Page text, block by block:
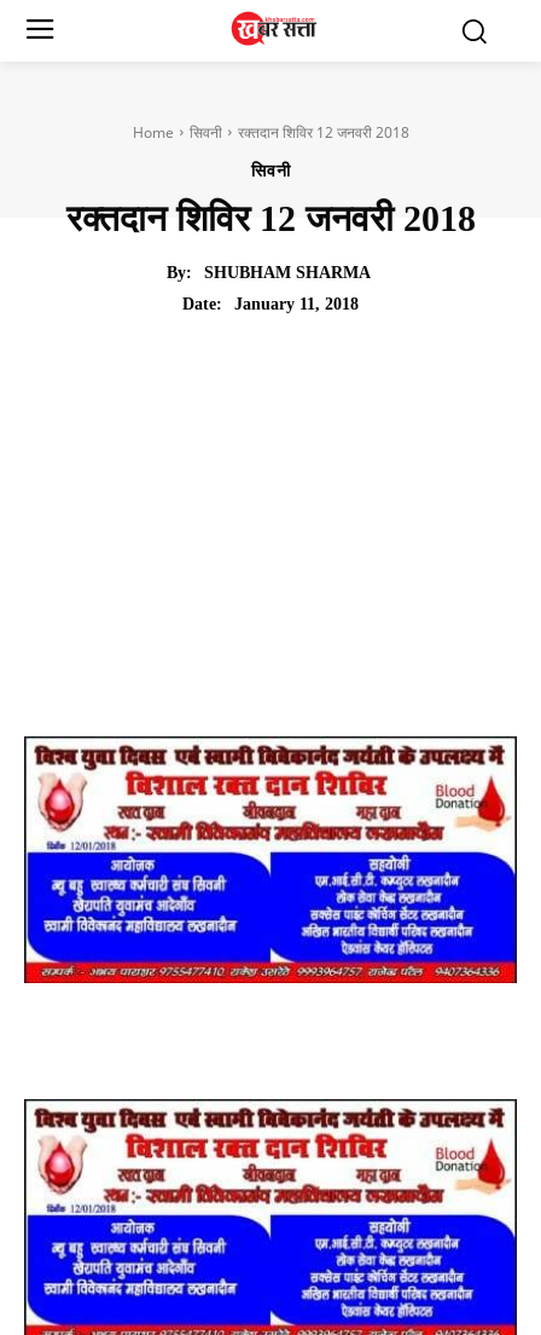
Home सिवनी रक्तदान शिविर 12 जनवरी 2018
सिवनी
रक्तदान शिविर 12 जनवरी 2018
By:
SHUBHAM SHARMA
Date:
January 11, 2018